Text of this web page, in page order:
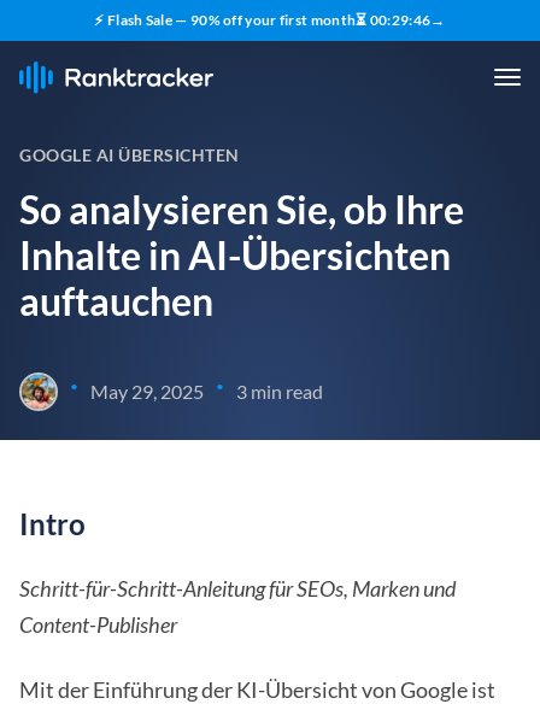
⚡ Flash Sale — 90% off your first month⏳ 00:29:45→
GOOGLE AI ÜBERSICHTEN
So analysieren Sie, ob Ihre
Inhalte in AI-Übersichten
auftauchen
• May 29, 2025 • 3 min read
Intro
Schritt-für-Schritt-Anleitung für SEOs, Marken und
Content-Publisher
Mit der Einführung der KI-Übersicht von Google ist